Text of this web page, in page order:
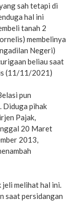
sah tetapi di
hal ini
tanah 2
membelinya
Negeri)
beliau saat
(11/11/2021)
pun
Diduga pihak
Pajak,
20 Maret
2013,
melihat hal ini.
saat persidangan